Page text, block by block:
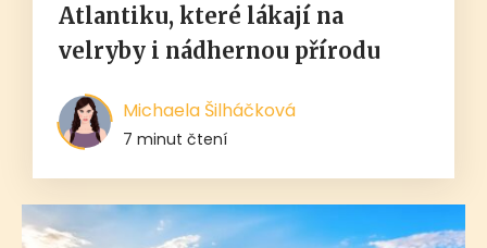
Atlantiku, které lákají na
velryby i nádhernou přírodu
Michaela Šilháčková
7 minut čtení